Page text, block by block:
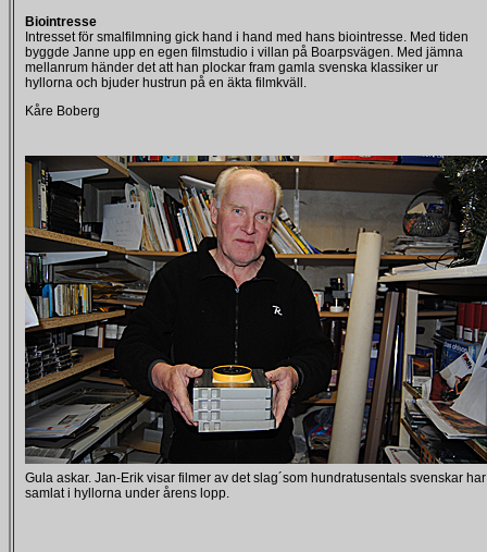
Biointresse
Intresset för smalfilmning gick hand i hand med hans biointresse. Med tiden
byggde Janne upp en egen filmstudio i villan på Boarpsvägen. Med jämna
mellanrum händer det att han plockar fram gamla svenska klassiker ur
hyllorna och bjuder hustrun på en äkta filmkväll.
Kåre Boberg
Gula askar. Jan-Erik visar filmer av det slag´som hundratusentals svenskar har
samlat i hyllorna under årens lopp.